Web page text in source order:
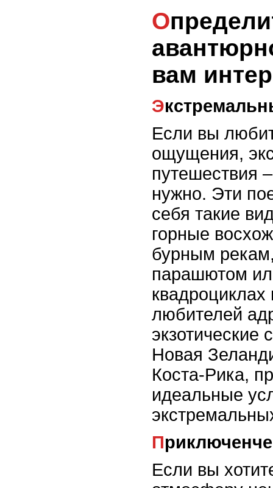
Определите, какой тип
вам
Если вы
ощущения,
путешествия
нужно. Эти
себя такие
горные
бурным
парашютом
любителей
экзотические
Новая
Коста-Рика,
идеальные
Если вы